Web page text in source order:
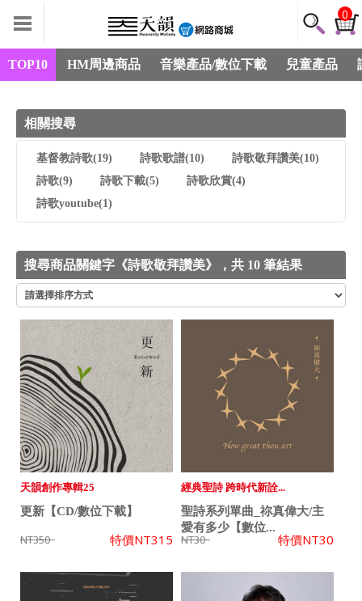
0
TOP10 HM周邊商品 音樂產品/數位下載 兒童產品
相關搜尋
基督教詩歌(19) 詩歌歌譜(10) 詩歌敬拜讚美(10)
詩歌(9) 詩歌下載(5) 詩歌欣賞(4)
詩歌youtube(1)
搜尋商品關鍵字《詩歌敬拜讚美》，共 10 筆結果
天韻創作專輯25
更新【CD/數位下載】
NT350 特價NT315
經典聖詩 跨時代新詮...
聖詩系列單曲_祢真偉大/主
愛有多少【數位...
NT30 特價NT30